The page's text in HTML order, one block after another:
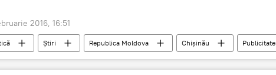
2016, 16:51
Știri Republica Moldova Chişinău
Publicitate
stradale